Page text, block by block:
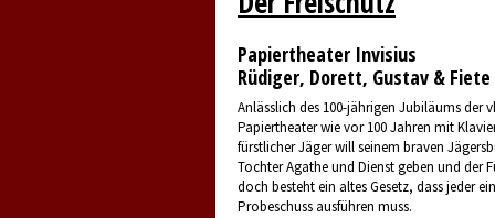
Papiertheater Invisius
Rüdiger, Dorett, Gustav & Fiete
Anlässlich des 100-jährigen Jubiläums der
Papiertheater wie vor 100 Jahren mit
fürstlicher Jäger will seinem braven
Tochter Agathe und Dienst geben und der
doch besteht ein altes Gesetz, dass jeder
Probeschuss ausführen muss.